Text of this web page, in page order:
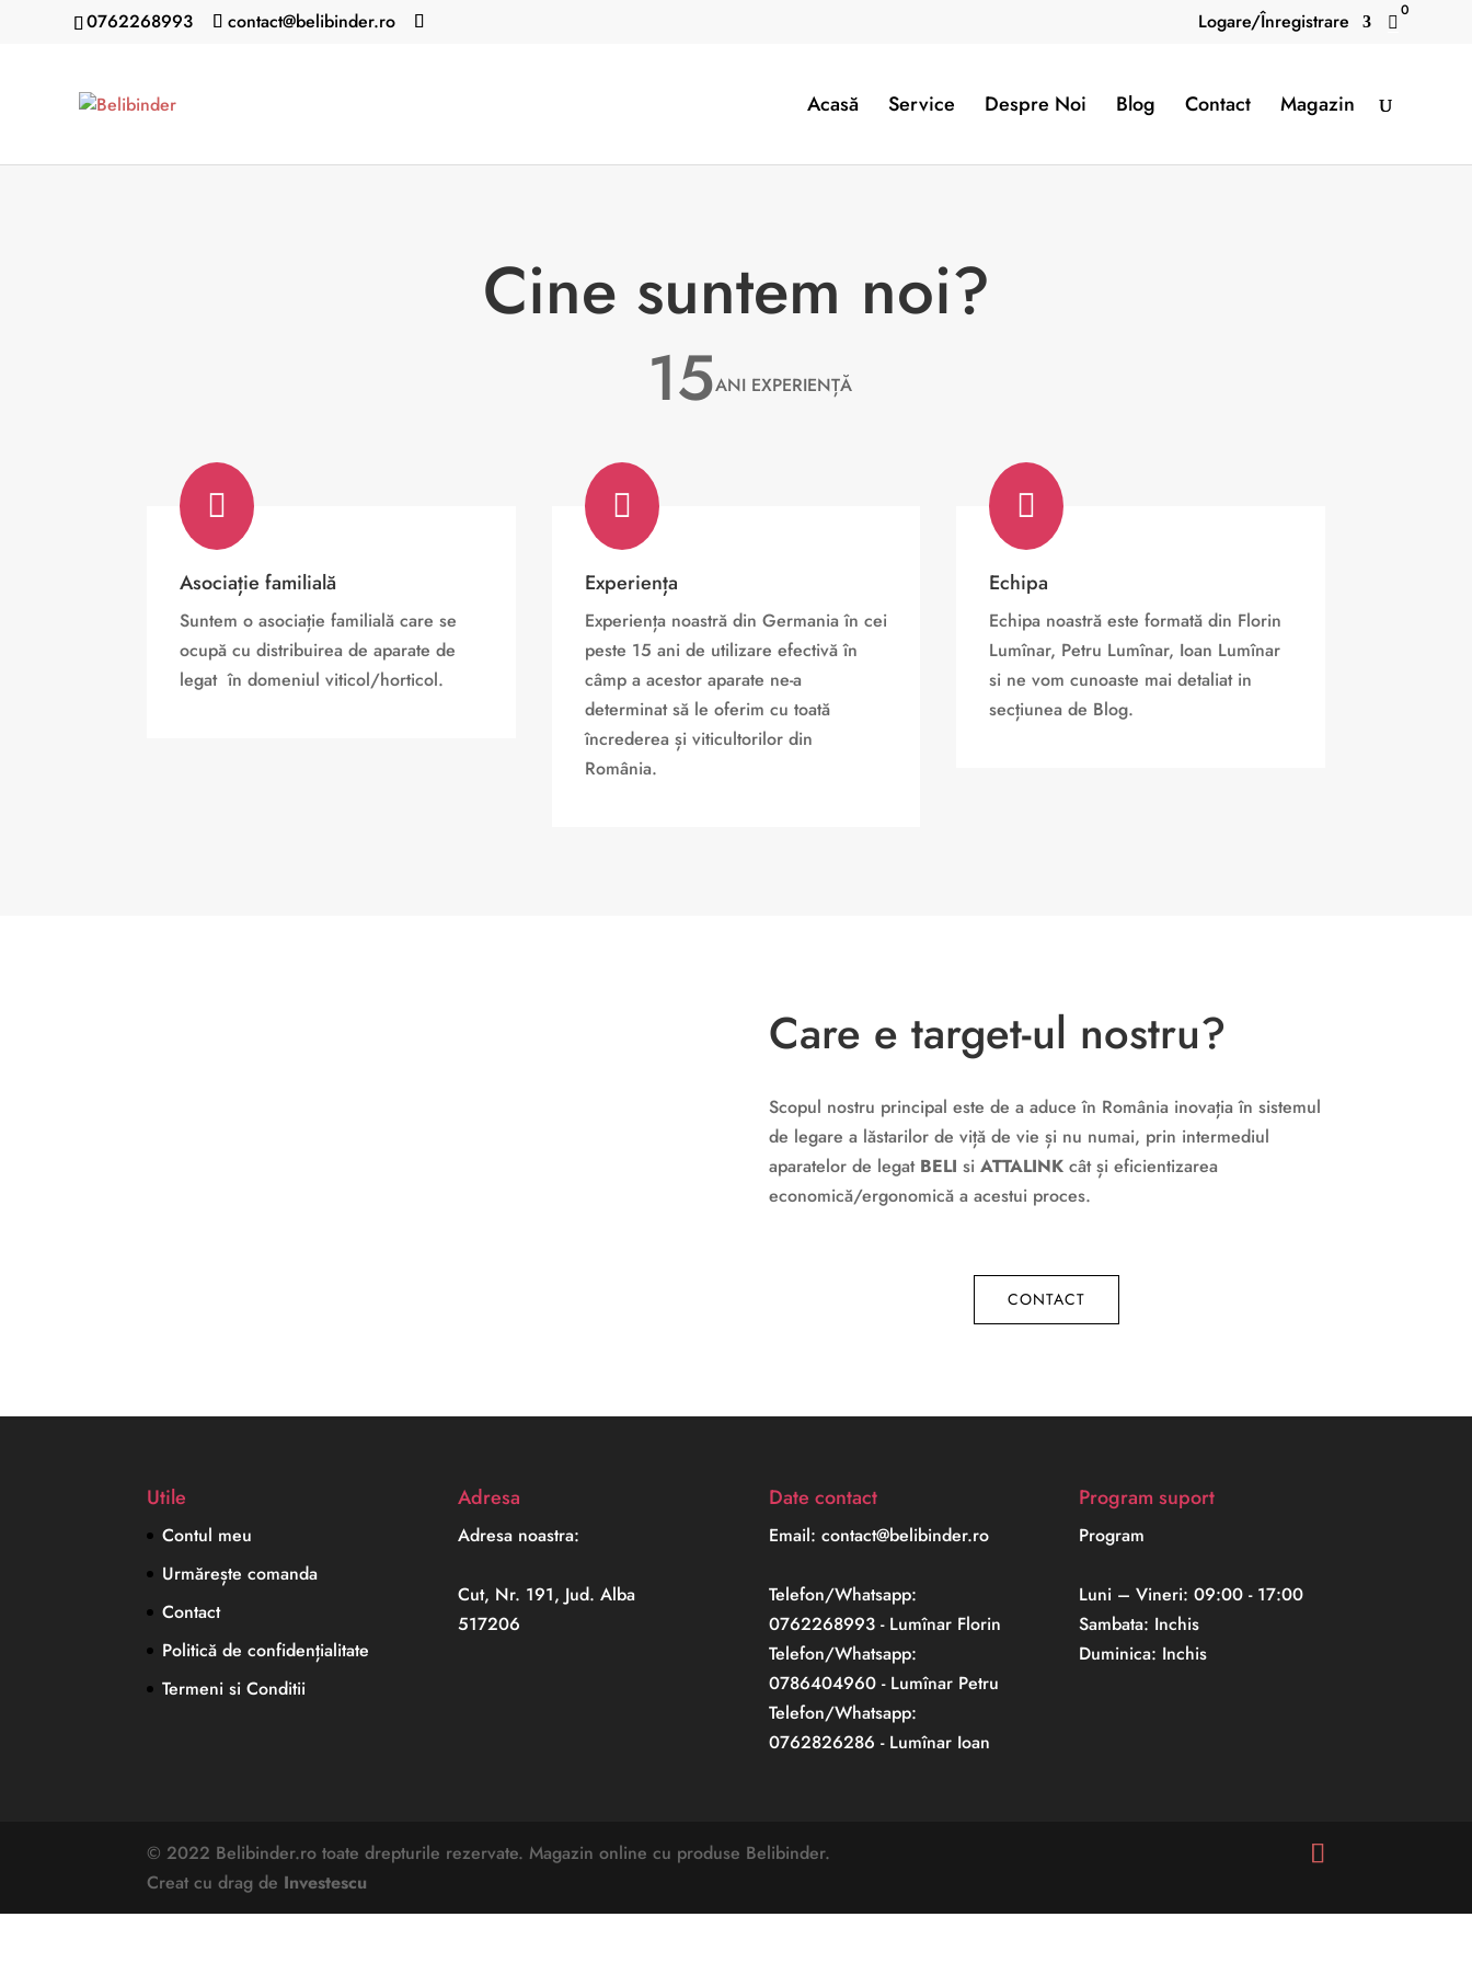
0762268993 contact@belibinder.ro Logare/Înregistrare 
0
Acasă Service Despre Noi Blog Contact Magazin
Cine suntem noi?
15ANI EXPERIENȚĂ

Asociație familială
Suntem o asociație familială care se
ocupă cu distribuirea de aparate de
legat în domeniul viticol/horticol.

Experiența
Experiența noastră din Germania în cei
peste 15 ani de utilizare efectivă în
câmp a acestor aparate ne-a
determinat să le oferim cu toată
încrederea și viticultorilor din
România.

Echipa
Echipa noastră este formată din Florin
Lumînar, Petru Lumînar, Ioan Lumînar
si ne vom cunoaste mai detaliat in
secțiunea de Blog.
Care e target-ul nostru?
Scopul nostru principal este de a aduce în România inovația în sistemul
de legare a lăstarilor de viță de vie și nu numai, prin intermediul
aparatelor de legat BELI si ATTALINKcât și eficientizarea
economică/ergonomică a acestui proces.
CONTACT
Utile
Contul meu
Urmărește comanda
Contact
Politică de confidențialitate
Termeni si Conditii
Adresa
Adresa noastra:
Cut, Nr. 191, Jud. Alba
517206
Date contact
Email: contact@belibinder.ro
Telefon/Whatsapp:
0762268993 - Lumînar Florin
Telefon/Whatsapp:
0786404960 - Lumînar Petru
Telefon/Whatsapp:
0762826286 - Lumînar Ioan
Program suport
Program
Luni – Vineri: 09:00 - 17:00
Sambata: Inchis
Duminica: Inchis
© 2022 Belibinder.ro toate drepturile rezervate. Magazin online cu produse Belibinder.
Creat cu drag de Investescu